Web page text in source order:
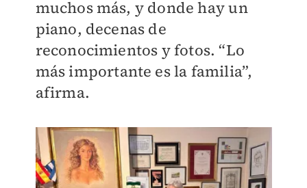
muchos más, y donde hay un
piano, decenas de
reconocimientos y fotos. “Lo
más importante es la familia”,
afirma.